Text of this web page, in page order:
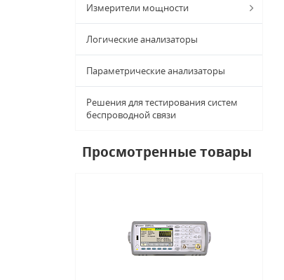
Измерители мощности
Логические анализаторы
Параметрические анализаторы
Решения для тестирования систем
беспроводной связи
Просмотренные товары